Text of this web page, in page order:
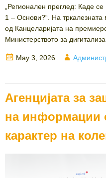
„Регионален преглед: Каде
1 – Основи?“. На тркалезната
од Канцеларијата на
Министерството за
Posted
May 3, 2026 Author
Агенцијата за
на информации
карактер на